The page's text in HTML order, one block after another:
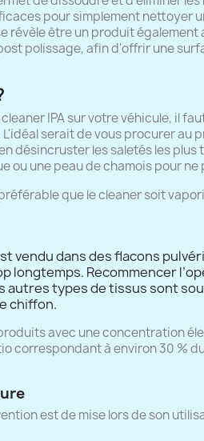
(1 avis)
pour simplement nettoyer
révèle être un produit
polissage, afin d'offrir une
IPA sur votre véhicule, il
serait de vous procurer au
désincruster les saletés les plus
une peau de chamois pour ne
que le cleaner soit
vendu dans des flacons
longtemps. Recommencer
autres types de tissus sont
chiffon.
avec une concentration
correspondant à environ 30 %
est de mise lors de son